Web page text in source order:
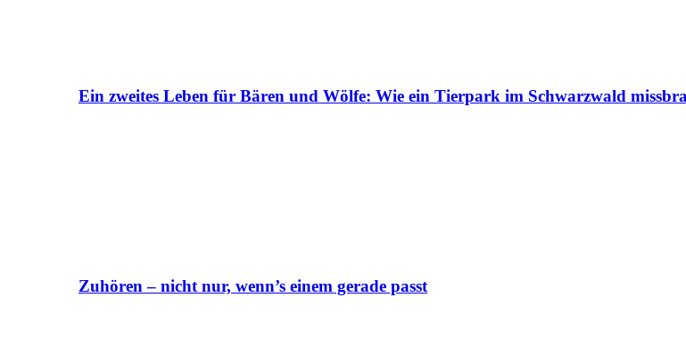
Ein zweites Leben für Bären und Wölfe: Wie ein Tierpark im Schwarzwald
Zuhören – nicht nur, wenn’s einem gerade passt